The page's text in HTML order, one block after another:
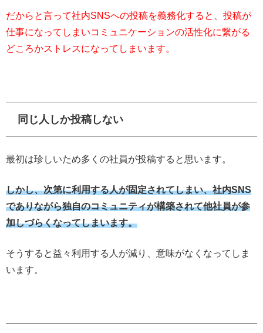
だからと言って社内SNSへの投稿を義務化すると、投稿が
仕事になってしまいコミュニケーションの活性化に繋がる
どころかストレスになってしまいます。
同じ人しか投稿しない
最初は珍しいため多くの社員が投稿すると思います。
しかし、次第に利用する人が固定されてしまい、社内SNS
でありながら独自のコミュニティが構築されて他社員が参
加しづらくなってしまいます。
そうすると益々利用する人が減り、意味がなくなってしま
います。